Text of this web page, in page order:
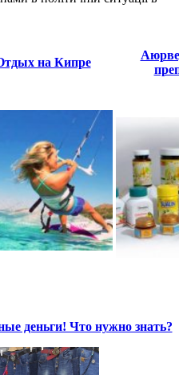
на Кипре
деньги! Что нужно знать?